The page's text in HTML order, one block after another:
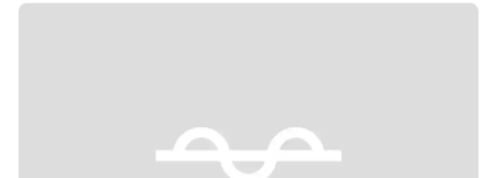
Previous slide